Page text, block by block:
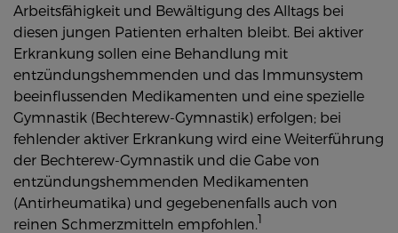
Arbeitsfähigkeit und Bewältigung des Alltags bei
diesen jungen Patienten erhalten bleibt. Bei aktiver
Erkrankung sollen eine Behandlung mit
entzündungshemmenden und das Immunsystem
beeinflussenden Medikamenten und eine spezielle
Gymnastik (Bechterew-Gymnastik) erfolgen; bei
fehlender aktiver Erkrankung wird eine Weiterführung
der Bechterew-Gymnastik und die Gabe von
entzündungshemmenden Medikamenten
(Antirheumatika) und gegebenenfalls auch von
reinen Schmerzmitteln empfohlen.1